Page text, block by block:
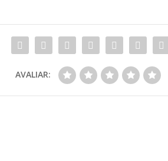
AVALIAR: